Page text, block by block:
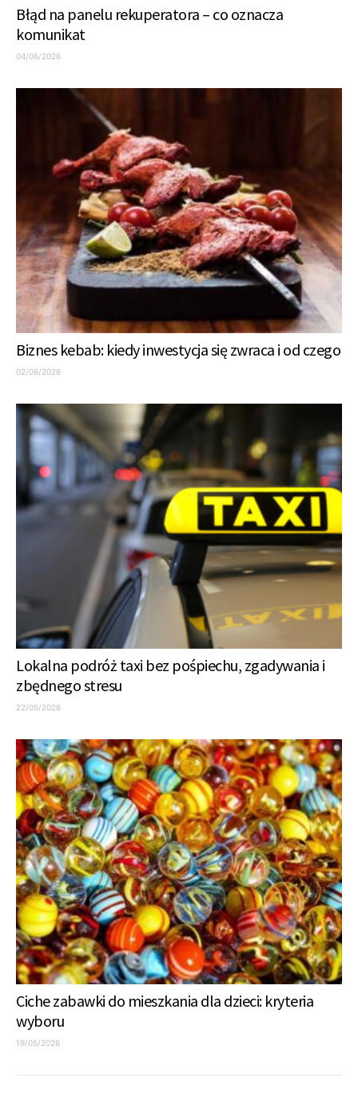
Błąd na panelu rekuperatora – co oznacza
komunikat
04/06/2026
Biznes kebab: kiedy inwestycja się zwraca i od czego
02/06/2026
Lokalna podróż taxi bez pośpiechu, zgadywania i
zbędnego stresu
22/05/2026
Ciche zabawki do mieszkania dla dzieci: kryteria
wyboru
19/05/2026